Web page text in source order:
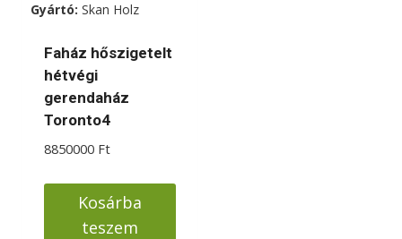
Gyártó: Skan Holz
Faház hőszigetelt
hétvégi
gerendaház
Toronto4
8850000 Ft
Kosárba
teszem